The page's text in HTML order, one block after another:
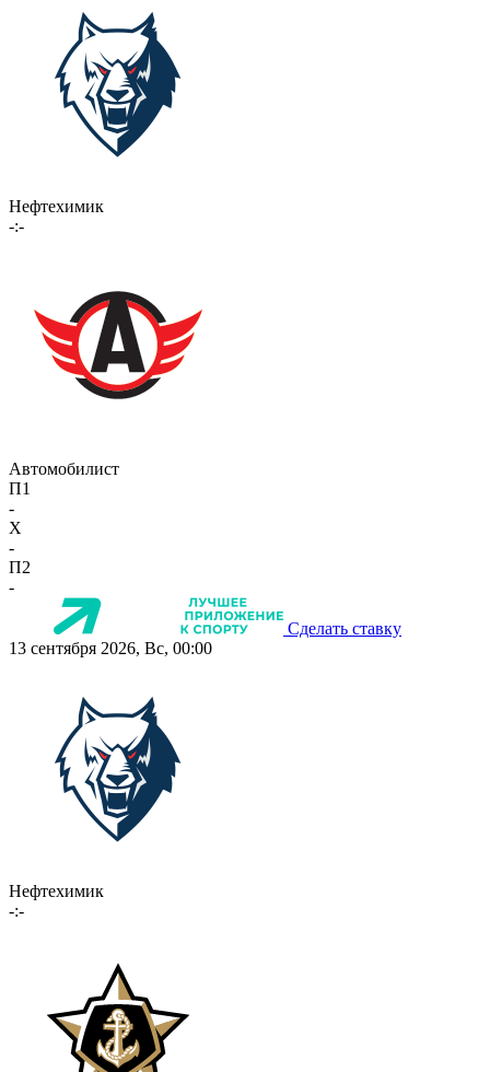
Нефтехимик
-:-
Автомобилист
П1
-
X
-
П2
-
Сделать ставку
13 сентября 2026, Вс, 00:00
Нефтехимик
-:-